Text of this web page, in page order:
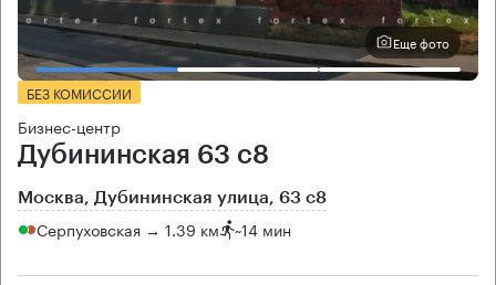
Еще фото
БЕЗ КОМИССИИ
Бизнес-центр
Дубининская 63 с8
Москва, Дубининская улица, 63 с8
Серпуховская → 1.39 км ~14 мин